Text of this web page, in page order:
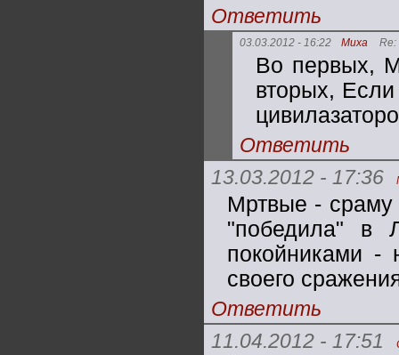
Ответить
03.03.2012 - 16:22 Миха Re:
Во первых,
вторых, Если
Ответить
13.03.2012 - 17:36
Мртвые -
"победила" в
покойниками
своего
Ответить
11.04.2012 - 17:51